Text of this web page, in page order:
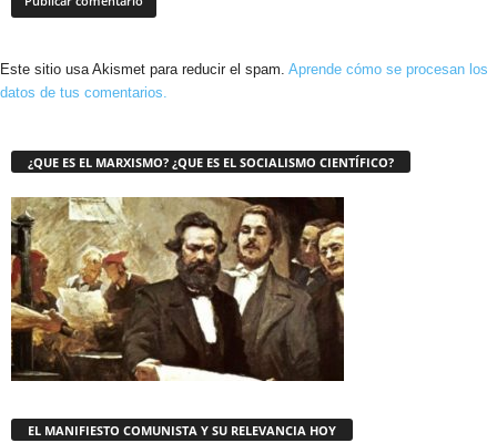
Este sitio usa Akismet para reducir el spam. Aprende cómo se procesan los
datos de tus comentarios.
¿QUE ES EL MARXISMO? ¿QUE ES EL SOCIALISMO CIENTÍFICO?
EL MANIFIESTO COMUNISTA Y SU RELEVANCIA HOY